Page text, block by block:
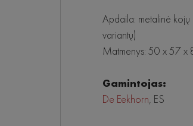
Apdaila: metalinė
variantų)
Matmenys: 50 x 57 x
Gamintojas:
De Eekhorn , ES